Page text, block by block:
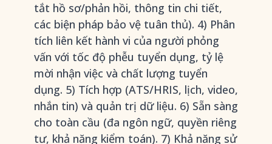
tắt hồ sơ/phản hồi, thông tin chi tiết,
các biện pháp bảo vệ tuân thủ). 4) Phân
tích liên kết hành vi của người phỏng
vấn với tốc độ phễu tuyển dụng, tỷ lệ
mời nhận việc và chất lượng tuyển
dụng. 5) Tích hợp (ATS/HRIS, lịch, video,
nhắn tin) và quản trị dữ liệu. 6) Sẵn sàng
cho toàn cầu (đa ngôn ngữ, quyền riêng
tư, khả năng kiểm toán). 7) Khả năng sử